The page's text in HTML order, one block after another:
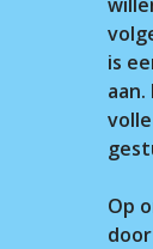
is
Op